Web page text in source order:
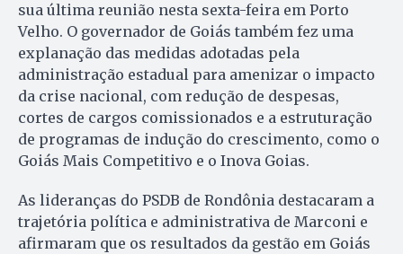
sua última reunião nesta sexta-feira em Porto
Velho. O governador de Goiás também fez uma
explanação das medidas adotadas pela
administração estadual para amenizar o impacto
da crise nacional, com redução de despesas,
cortes de cargos comissionados e a estruturação
de programas de indução do crescimento, como o
Goiás Mais Competitivo e o Inova Goias.
As lideranças do PSDB de Rondônia destacaram a
trajetória política e administrativa de Marconi e
afirmaram que os resultados da gestão em Goiás